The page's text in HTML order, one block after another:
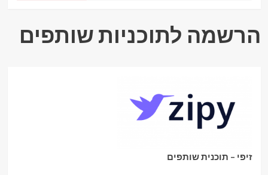
הרשמה לתוכניות שותפים
זיפי – תוכנית שותפים